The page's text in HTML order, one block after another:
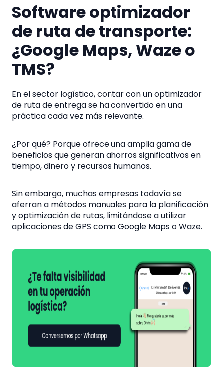
Software optimizador
de ruta de transporte:
¿Google Maps, Waze o
TMS?
En el sector logístico, contar con un optimizador
de ruta de entrega se ha convertido en una
práctica cada vez más relevante.
¿Por qué? Porque ofrece una amplia gama de
beneficios que generan ahorros significativos en
tiempo, dinero y recursos humanos.
Sin embargo, muchas empresas todavía se
aferran a métodos manuales para la planificación
y optimización de rutas, limitándose a utilizar
aplicaciones de GPS como Google Maps o Waze.